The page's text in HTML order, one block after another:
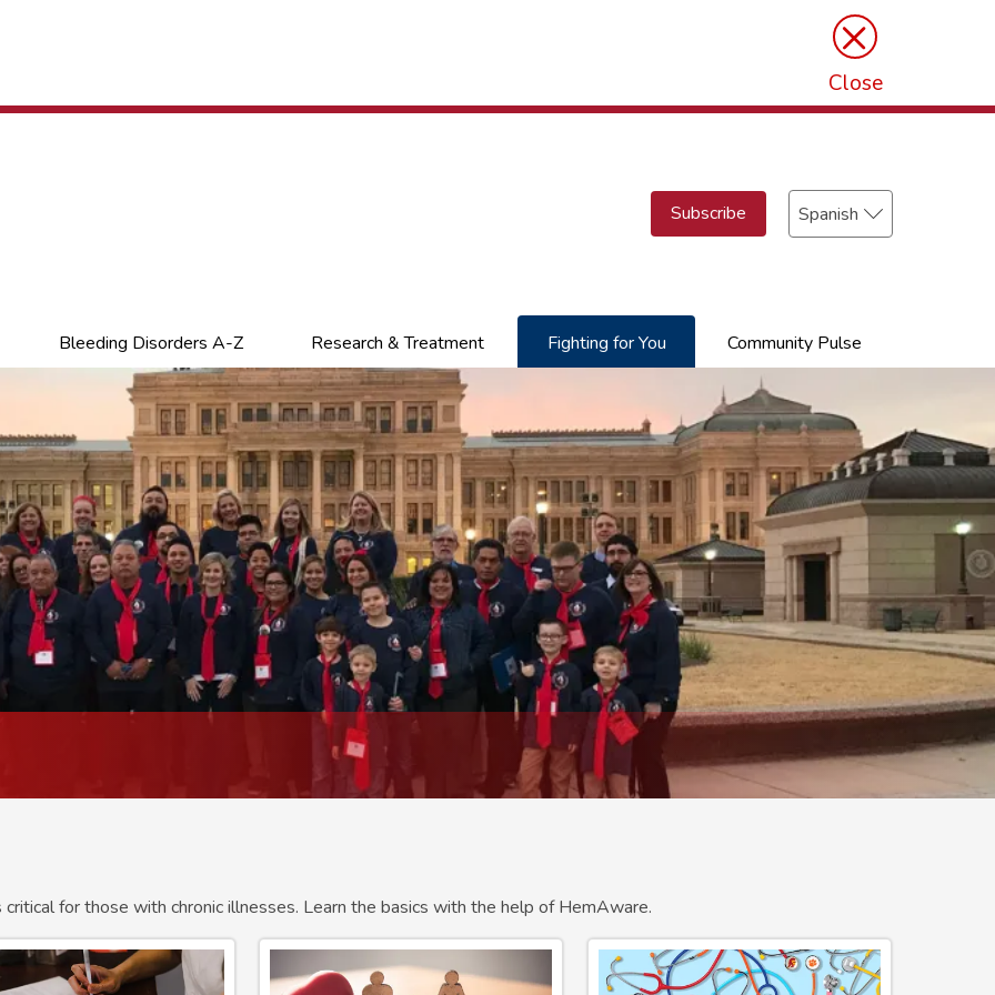
×
Close
Subscribe
Select
your
Bleeding Disorders A-Z Research & Treatment Fighting for You Community Pulse
critical for those with chronic illnesses. Learn the basics with the help of HemAware.